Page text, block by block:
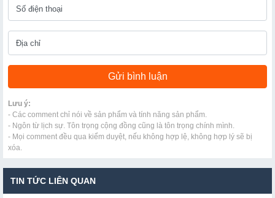
Lưu ý:
- Các comment chỉ nói về sản phẩm và tính năng sản phẩm.
- Ngôn từ lịch sự. Tôn trọng cộng đồng cũng là tôn trọng chính mình.
- Mọi comment đều qua kiểm duyệt, nếu không hợp lệ, không hợp lý sẽ bị
xóa.
TIN TỨC LIÊN QUAN